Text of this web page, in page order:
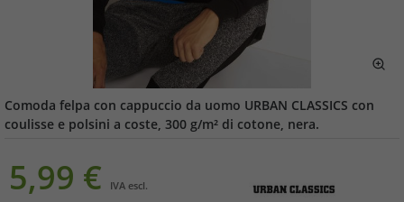
Comoda felpa con cappuccio da uomo URBAN CLASSICS con
coulisse e polsini a coste, 300 g/m² di cotone, nera.
5,99 € IVA escl.